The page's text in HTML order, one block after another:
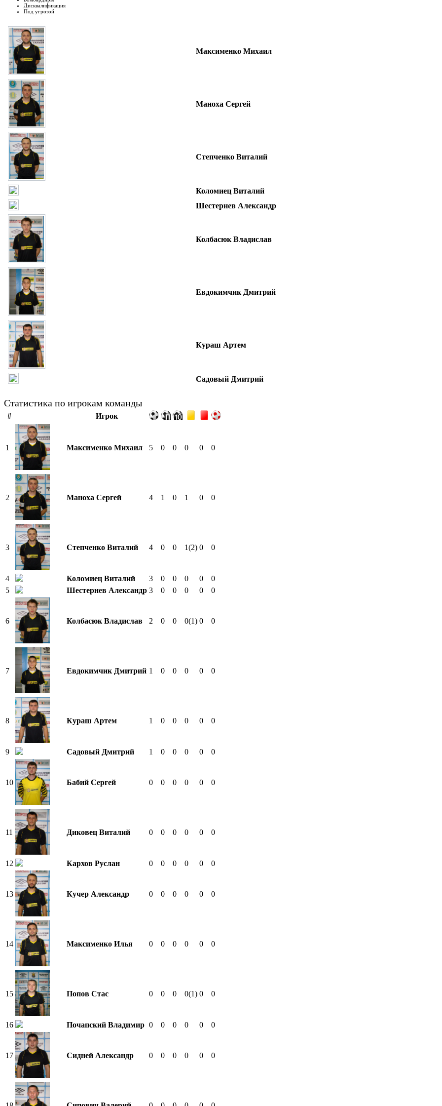
Дисквалификация
Под угрозой
Максименко Михаил
Маноха Сергей
Степченко Виталий
Коломиец Виталий
Шестернев Александр
Колбасюк Владислав
Евдокимчик Дмитрий
Кураш Артем
Садовый Дмитрий
Статистика по игрокам команды
# Игрок
1 Максименко Михаил 5 0 0 0 0 0
2 Маноха Сергей 4 1 0 1 0 0
3 Степченко Виталий 4 0 0 1(2) 0 0
4 Коломиец Виталий 3 0 0 0 0
0
5
Шестернев Александр 3 0 0 0 0 0
6 Колбасюк Владислав 2 0 0 0(1) 0 0
7 Евдокимчик Дмитрий 1 0 0 0 0 0
8 Кураш Артем 1 0 0 0 0 0
9 Садовый Дмитрий 1 0 0 0 0 0
10 Бабий Сергей 0 0 0 0 0 0
11 Диковец Виталий 0 0 0 0 0 0
12 Кархов Руслан 0 0 0 0 0 0
13 Кучер Александр 0 0 0 0 0 0
14 Максименко Илья 0 0 0 0 0 0
15 Попов Стас 0 0 0 0(1) 0 0
16 Почапский Владимир 0 0 0 0 0 0
17 Сидней Александр 0 0 0 0 0 0